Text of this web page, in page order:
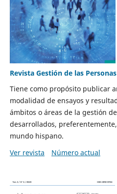
Revista Gestión de las
Tiene como propósito publicar
modalidad de ensayos y
ámbitos o áreas de la gestión
desarrollados,
mundo hispano.
Ver revista
Número actual